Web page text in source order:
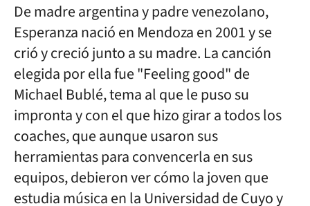
De madre argentina y padre venezolano,
Esperanza nació en Mendoza en 2001 y se
crió y creció junto a su madre. La canción
elegida por ella fue "Feeling good" de
Michael Bublé, tema al que le puso su
impronta y con el que hizo girar a todos los
coaches, que aunque usaron sus
herramientas para convencerla en sus
equipos, debieron ver cómo la joven que
estudia música en la Universidad de Cuyo y